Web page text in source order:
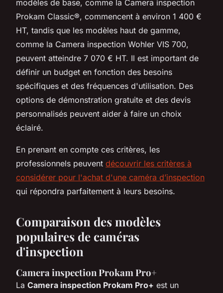
modèles de base, comme la Camera inspection
Prokam Classic®, commencent à environ 1 400 €
HT, tandis que les modèles haut de gamme,
comme la Camera inspection Wohler VIS 700,
peuvent atteindre 7 070 € HT. Il est important de
définir un budget en fonction des besoins
spécifiques et des fréquences d'utilisation. Des
options de démonstration gratuite et des devis
personnalisés peuvent aider à faire un choix
éclairé.
En prenant en compte ces critères, les
professionnels peuvent découvrir les critères à
considérer pour l'achat d'une caméra d’inspection
qui répondra parfaitement à leurs besoins.
Comparaison des modèles
populaires de caméras
d'inspection
Camera inspection Prokam Pro+
La Camera inspection Prokam Pro+ est un